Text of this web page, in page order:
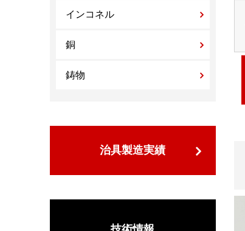
インコネル
銅
鋳物
治具製造実績